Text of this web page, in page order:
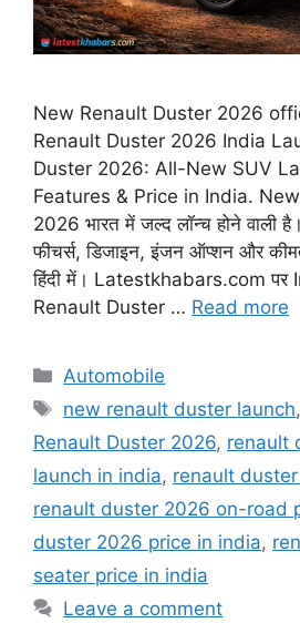
New Renault Duster 2026
Renault Duster 2026 India
Duster 2026: All-New SUV
Features & Price in India.
2026 भारत में जल्द लॉन्च होने वाली
फीचर्स, डिजाइन, इंजन ऑप्शन और
हिंदी में। Latestkhabars.com पर
Renault Duster … Read more
Categories
Automobile
Tags
new renault duster launch,
Renault Duster 2026, renault
launch in india, renault
renault duster 2026 on-road
duster 2026 price in india,
seater price in india
Leave a comment